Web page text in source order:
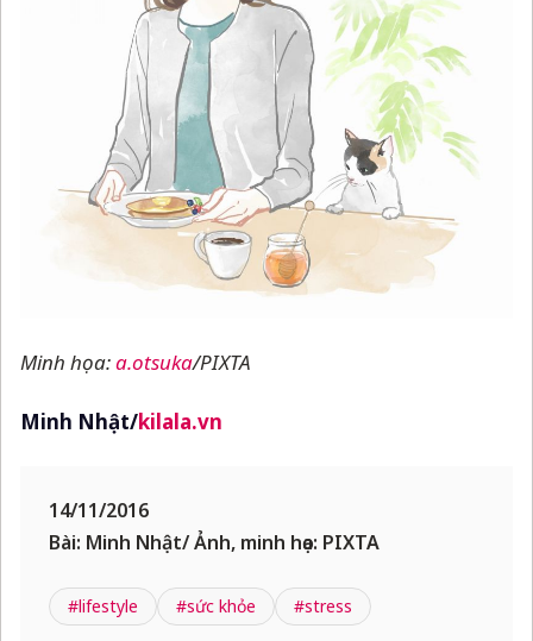
Minh họa:a.otsuka/PIXTA
Minh Nhật/kilala.vn
14/11/2016
Bài: Minh Nhật/ Ảnh, minh họa: PIXTA
#lifestyle #sức khỏe #stress